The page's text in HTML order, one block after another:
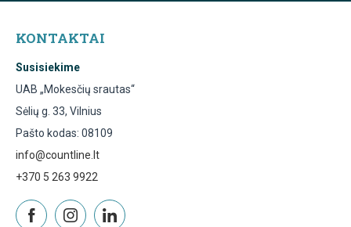
KONTAKTAI
Susisiekime
UAB „Mokesčių srautas“
Sėlių g. 33, Vilnius
Pašto kodas: 08109
info@countline.lt
+370 5 263 9922